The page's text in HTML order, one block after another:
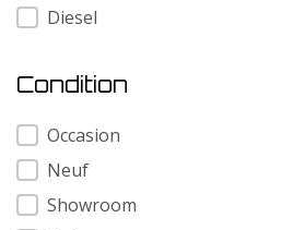
Diesel
Condition
Condition
Occasion
Neuf
Showroom